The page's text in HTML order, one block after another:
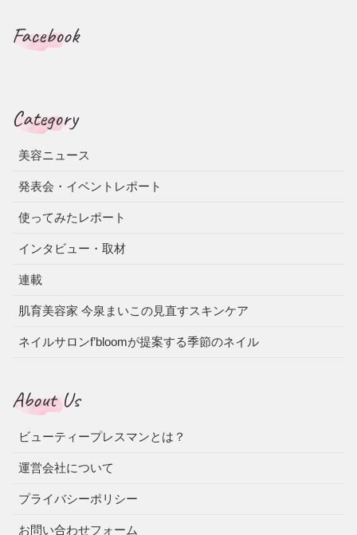
Facebook
Category
美容ニュース
発表会・イベントレポート
使ってみたレポート
インタビュー・取材
連載
肌育美容家 今泉まいこの見直すスキンケア
ネイルサロンf’bloomが提案する季節のネイル
About Us
ビューティープレスマンとは？
運営会社について
プライバシーポリシー
お問い合わせフォーム